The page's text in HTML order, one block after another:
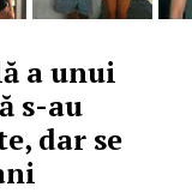
a unui
s-au
dar se